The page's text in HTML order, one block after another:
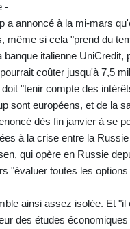
-
a annoncé à la mi-mars
même si cela "prend du
italienne
coûter jusqu'à 7,5
"tenir compte des
sont européens, et de la
dès fin janvier à se
à la crise entre la
qui opère en Russie
"évaluer toutes les
ainsi assez isolée. Et
des études